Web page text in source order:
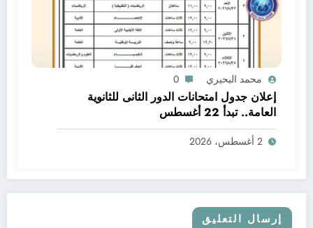
محمد البحيري 0
إعلان جدول امتحانات الدور الثانى للثانوية
العامة.. تبدأ 22 أغسطس
2 أغسطس، 2026
إرسال التعليق